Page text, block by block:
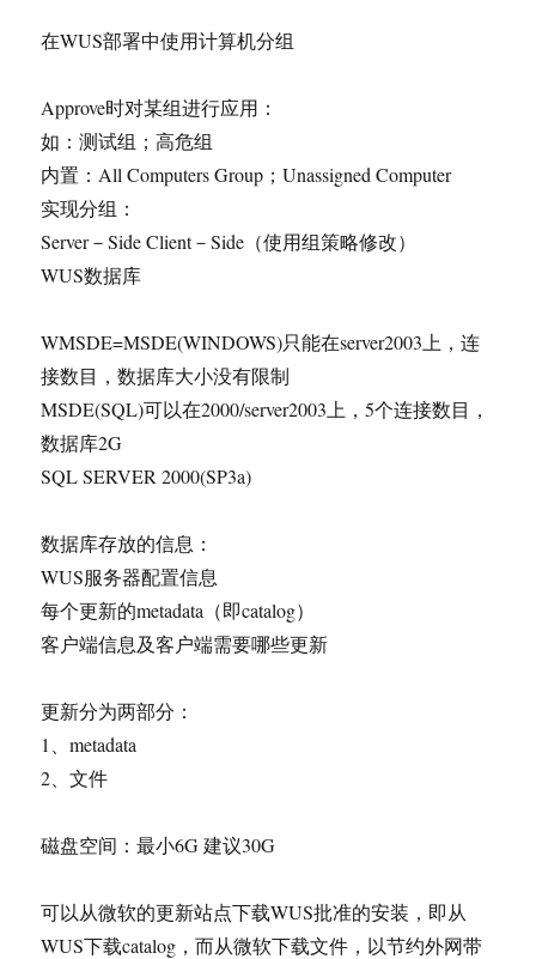
在WUS部署中使用计算机分组
Approve时对某组进行应用：
如：测试组；高危组
内置：All Computers Group；Unassigned Computer
实现分组：
Server－Side Client－Side（使用组策略修改）
WUS数据库
WMSDE=MSDE(WINDOWS)只能在server2003上，连
接数目，数据库大小没有限制
MSDE(SQL)可以在2000/server2003上，5个连接数目，
数据库2G
SQL SERVER 2000(SP3a)
数据库存放的信息：
WUS服务器配置信息
每个更新的metadata（即catalog）
客户端信息及客户端需要哪些更新
更新分为两部分：
1、metadata
2、文件
磁盘空间：最小6G 建议30G
可以从微软的更新站点下载WUS批准的安装，即从
WUS下载catalog，而从微软下载文件，以节约外网带